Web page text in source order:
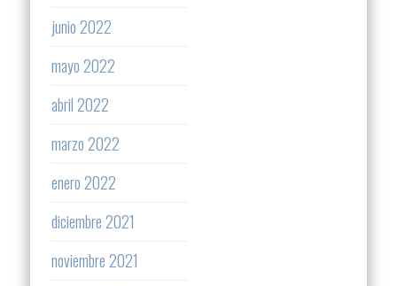
junio 2022
mayo 2022
abril 2022
marzo 2022
enero 2022
diciembre 2021
noviembre 2021